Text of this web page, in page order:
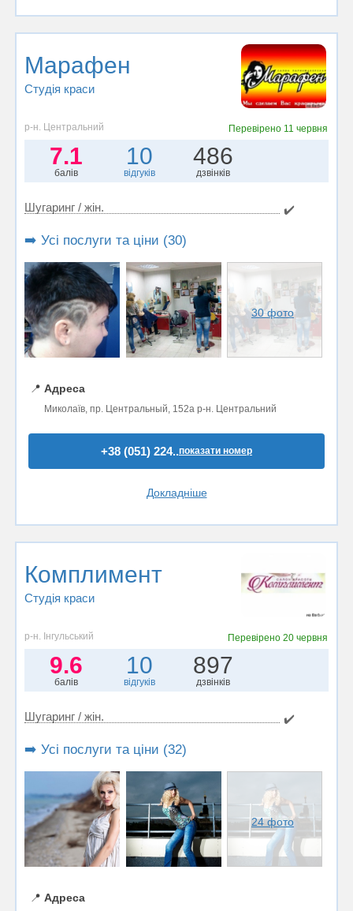
Марафен
Студія краси
р-н. Центральний Перевірено 11 червня
7.1
балів
10
відгуків
486
дзвінків
Шугаринг / жін. ✔️
➡️ Усі послуги та ціни (30)
30 фото
📍 Адреса
Миколаїв, пр. Центральный, 152а р-н. Центральний
+38 (051) 224..показати номер
Докладніше
Комплимент
Студія краси
р-н. Інгульський Перевірено20 червня
9.6
балів
10
відгуків
897
дзвінків
Шугаринг / жін. ✔️
➡️ Усі послуги та ціни (32)
24 фото
📍 Адреса